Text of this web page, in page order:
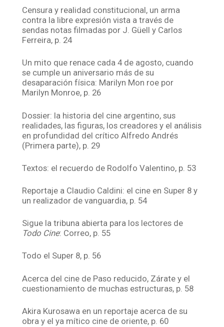
Censura y realidad constitucional, un arma
contra la libre expresión vista a través de
sendas notas filmadas por J. Güell y Carlos
Ferreira, p. 24
Un mito que renace cada 4 de agosto, cuando
se cumple un aniversario más de su
desaparación física: Marilyn Mon roe por
Marilyn Monroe, p. 26
Dossier: la historia del cine argentino, sus
realidades, las figuras, los creadores y el análisis
en profundidad del crítico Alfredo Andrés
(Primera parte), p. 29
Textos: el recuerdo de Rodolfo Valentino, p. 53
Reportaje a Claudio Caldini: el cine en Super 8 y
un realizador de vanguardia, p. 54
Sigue la tribuna abierta para los lectores de
Todo Cine: Correo, p. 55
Todo el Super 8, p. 56
Acerca del cine de Paso reducido, Zárate y el
cuestionamiento de muchas estructuras, p. 58
Akira Kurosawa en un reportaje acerca de su
obra y el ya mítico cine de oriente, p. 60